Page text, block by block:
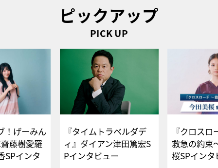
ピックアップ
PICK UP
！げーみん
藤樹愛羅
SPインタ
『タイムトラベルダデ
ィ』ダイアン津田篤宏S
Pインタビュー
『クロス
救急の約束
桜SPイ